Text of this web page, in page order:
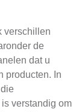
verschillen
de
dat u
producten. In
verstandig om